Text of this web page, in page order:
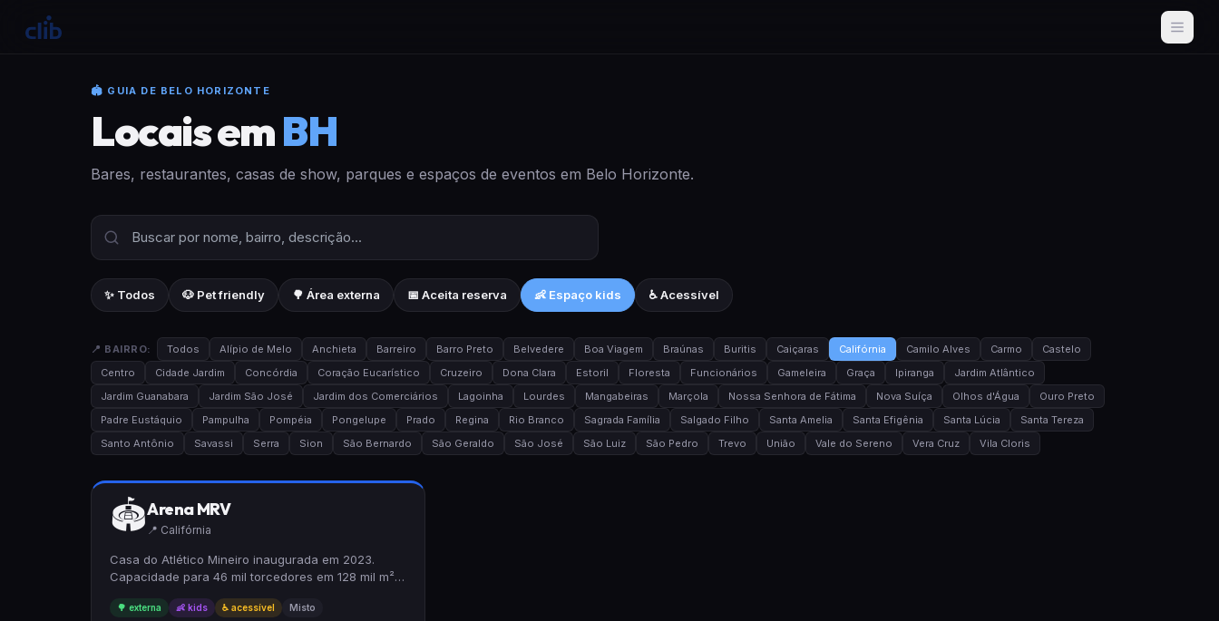
🏟 GUIA DE BELO HORIZONTE
Locais emBH
Bares, restaurantes, casas de show, parques e espaços de eventos em Belo Horizonte.
✨ Todos 🐶 Pet friendly 🌳 Área externa 📅 Aceita reserva 👶 Espaço kids ♿ Acessível
📍 BAIRRO: Todos Alípio de Melo Anchieta Barreiro Barro Preto Belvedere Boa Viagem Braúnas Buritis Caiçaras Califórnia Camilo Alves Carmo
Castelo
Centro
Cidade Jardim Concórdia Coração Eucarístico Cruzeiro Dona Clara Estoril Floresta Funcionários Gameleira Graça Ipiranga
Jardim Atlântico
Jardim Guanabara
Jardim São José Jardim dos Comerciários Lagoinha Lourdes Mangabeiras Marçola Nossa Senhora de Fátima Nova Suíça Olhos d'Água
Ouro Preto
Padre Eustáquio
Pampulha Pompéia Pongelupe Prado Regina Rio Branco Sagrada Família Salgado Filho Santa Amelia Santa Efigênia Santa Lúcia
Santa Tereza
Santo Antônio
Savassi Serra Sion São Bernardo São Geraldo São José São Luiz São Pedro Trevo União Vale do Sereno Vera Cruz Vila Cloris
🏟️Arena MRV
📍 Califórnia
Casa do Atlético Mineiro inaugurada em 2023.
Capacidade para 46 mil torcedores em 128 mil m².
condicionado, Wi-Fi liberado, 42 bares e 7
🌳 externa 👶 kids ♿ acessível Misto